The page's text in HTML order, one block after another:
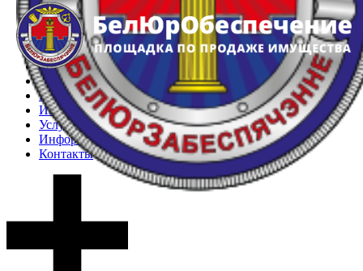
Главная
Арестованное имущество
Реестр несостоявшихся торгов
Реестр переоценок
Частное имущество
Государственное имущество
Интернет-магазин
Интернет-витрина
Услуги
Информация
Контакты